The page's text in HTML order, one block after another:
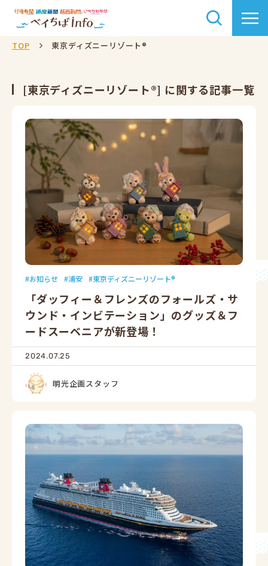
TOP 東京ディズニーリゾート®
[東京ディズニーリゾート®] に関する記事一覧
お知らせ 浦安 東京ディズニーリゾート®
「ダッフィー＆フレンズのフォールズ・サ
ウンド・インビテーション」のグッズ＆フ
ードスーベニアが新登場！
2024.07.25
明光企画スタッフ